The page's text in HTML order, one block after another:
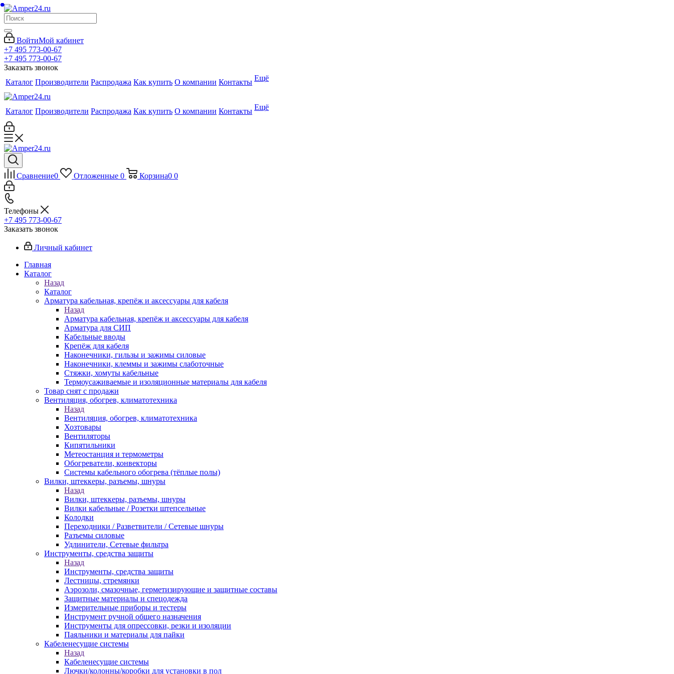
ВойтиМой кабинет
+7 495 773-00-67
+7 495 773-00-67
Заказать звонок
Каталог Производители Распродажа Как купить О компании Контакты Ещё
Каталог Производители Распродажа Как купить О компании Контакты Ещё
Сравнение0 Отложенные 0 Корзина0 0
Телефоны
+7 495 773-00-67
Заказать звонок
Личный кабинет
Главная
Каталог
Назад
Каталог
Арматура кабельная, крепёж и аксессуары для кабеля
Назад
Арматура кабельная, крепёж и аксессуары для кабеля
Арматура для СИП
Кабельные вводы
Крепёж для кабеля
Наконечники, гильзы и зажимы силовые
Наконечники, клеммы и зажимы слаботочные
Стяжки, хомуты кабельные
Термоусаживаемые и изоляционные материалы для кабеля
Товар снят с продажи
Вентиляция, обогрев, климатотехника
Назад
Вентиляция, обогрев, климатотехника
Хозтовары
Вентиляторы
Кипятильники
Метеостанция и термометры
Обогреватели, конвекторы
Системы кабельного обогрева (тёплые полы)
Вилки, штеккеры, разъемы, шнуры
Назад
Вилки, штеккеры, разъемы, шнуры
Вилки кабельные / Розетки штепсельные
Колодки
Переходники / Разветвители / Сетевые шнуры
Разъемы силовые
Удлинители, Сетевые фильтра
Инструменты, средства защиты
Назад
Инструменты, средства защиты
Лестницы, стремянки
Аэрозоли, смазочные, герметизирующие и защитные составы
Защитные материалы и спецодежда
Измерительные приборы и тестеры
Инструмент ручной общего назначения
Инструменты для опрессовки, резки и изоляции
Паяльники и материалы для пайки
Кабеленесущие системы
Назад
Кабеленесущие системы
Лючки/колонны/коробки для установки в пол